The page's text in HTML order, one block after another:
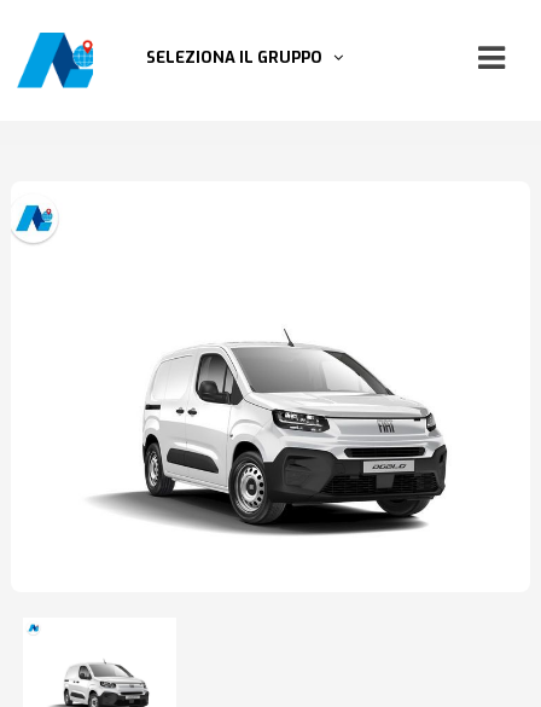
SELEZIONA IL GRUPPO